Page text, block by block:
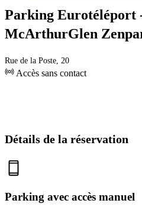
Parking Eurotéléport
McArthurGlen
Rue de la Poste, 20
Accès sans contact
Détails de la réservation
Parking avec accès manuel